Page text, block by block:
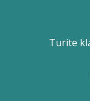
Turite